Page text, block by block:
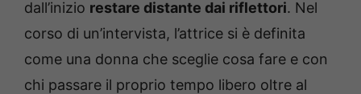
dall’inizio restare distante dai riflettori. Nel
corso di un’intervista, l’attrice si è definita
come una donna che sceglie cosa fare e con
chi passare il proprio tempo libero oltre al